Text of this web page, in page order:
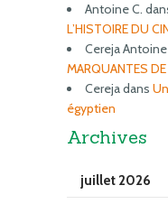
Antoine C.
L’HISTOIRE DU
Cereja Antoine
MARQUANTES
Cerejadans
égyptien
Archives
juillet 2026